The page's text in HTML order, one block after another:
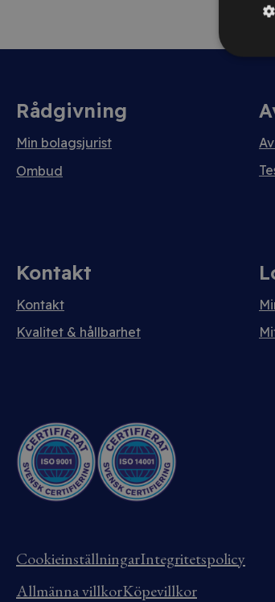
Rådgivning
Min bolagsjurist
Ombud
Kontakt
Kontakt
Kvalitet & hållbarhet
CookieinställningarIntegritetspolicy
Allmänna villkorKöpevillkor